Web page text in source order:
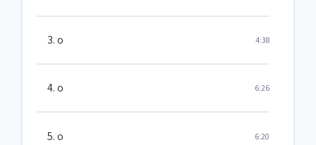
3. o 4:38
4. o 6:26
5. o 6:20